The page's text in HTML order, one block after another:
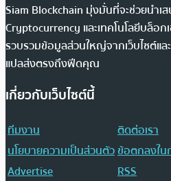
Siam Blockchain มุ่งมั่นที่จะช่วยนำเ
Cryptocurrency และเทคโนโลยีบล็อก
รวบรวมข้อมูลส่วนใหญ่จากเว็บไซต์แล
แปลส่งตรงถึงฟีดคุณ
เกี่ยวกับเว็บไซต์นี้
ทีมงาน
ติดต่อเรา
นโยบายความเป็นส่วนตัวข้อตกลงใน
Advertise
RSS